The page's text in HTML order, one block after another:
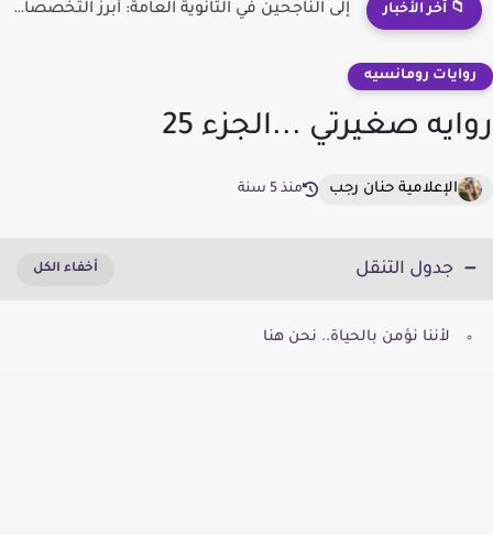
📁 آخر الأخبار إلى الناجحين في الثانوية العامة: أبرز التخصصات المطلوبة للمستقبل (2030-2050)
روايات رومانسيه
روايه صغيرتي ...الجزء 25
الإعلامية حنان رجب منذ 5 سنة
جدول التنقل
لأننا نؤمن بالحياة.. نحن هنا